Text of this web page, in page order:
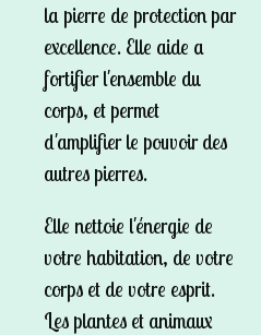
la pierre de protection par
excellence. Elle aide a
fortifier l'ensemble du
corps, et permet
d'amplifier le pouvoir des
autres pierres.
Elle nettoie l'énergie de
votre habitation, de votre
corps et de votre esprit.
Les plantes et animaux